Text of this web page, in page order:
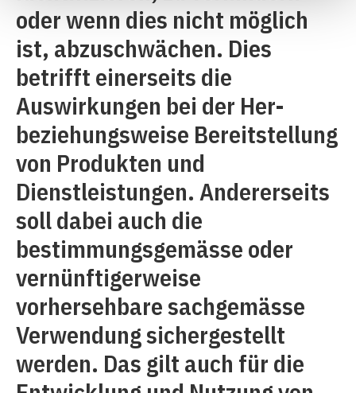
oder wenn dies nicht möglich
ist, abzuschwächen. Dies
betrifft einerseits die
Auswirkungen bei der Her-
beziehungsweise Bereitstellung
von Produkten und
Dienstleistungen. Andererseits
soll dabei auch die
bestimmungsgemässe oder
vernünftigerweise
vorhersehbare sachgemässe
Verwendung sichergestellt
werden. Das gilt auch für die